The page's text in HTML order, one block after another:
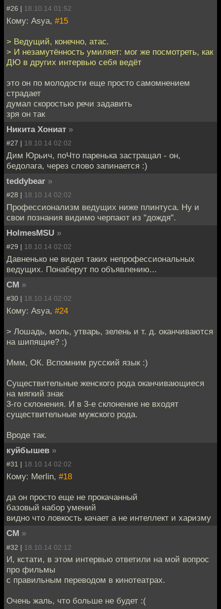
#26 | 18.10.14 01:52
Кому: Asya, #15
> Ведущий, конечно, атас.
> И незамутённость умиляет: мог же посмотреть, как
ДЮ в других интервью себя ведёт
это он по молодости еще просто самомнением
страдает
думал скоростью речи задавить
зря он так
Никита Хониат »
#27 | 18.10.14 02:02
Дим Юрьич, поЧто паренька застращал - он,
бедолага, через слово запинается :)
teddybear »
#28 | 18.10.14 02:02
Профессионализм ведущих ниже плинтуса. Ну и
свои познания видимо черпают из "дождя".
HolmesMSU »
#29 | 18.10.14 02:02
Давненько не видел таких непрофессиональных
ведущих. Понаберут по объявлению...
СМ »
#30 | 18.10.14 02:02
Кому: Asya, #24
> Лошадь, моль, утварь, зелень и т. д. оканчиваются
на шипящие? :)
Ммм, ОК. Вспомним русский язык :)
Существительные женского рода оканчивающиеся
на мягкий знак
3-го склонения. И в 3-е склонение не входят
существительные мужского рода.
Вроде так.
куйбышев »
#31 | 18.10.14 02:02
Кому: Merlin, #18
да он просто еще не прокачанный
базовый набор умений
видно что ловкость качает а не интеллект и харизму
СМ »
#32 | 18.10.14 02:12
И, кстати, в этом интервью ответили на мой вопрос
про фильмы
с правильным переводом в кинотеатрах.
Очень жаль, что больше не будет :(